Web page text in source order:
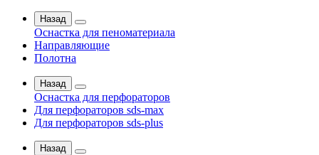
Назад
Оснастка для пеноматериала
Направляющие
Полотна
Назад
Оснастка для перфораторов
Для перфораторов sds-max
Для перфораторов sds-plus
Назад